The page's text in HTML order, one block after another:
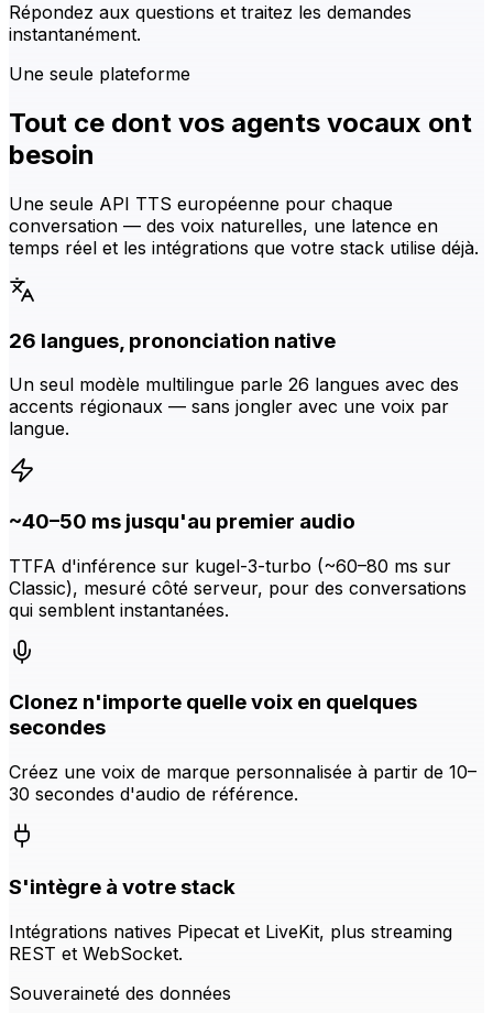
Répondez aux questions et traitez les demandes
instantanément.
Une seule plateforme
Tout ce dont vos agents vocaux ont
besoin
Une seule API TTS européenne pour chaque
conversation — des voix naturelles, une latence en
temps réel et les intégrations que votre stack utilise déjà.
26 langues, prononciation native
Un seul modèle multilingue parle 26 langues avec des
accents régionaux — sans jongler avec une voix par
langue.
~40–50 ms jusqu'au premier audio
TTFA d'inférence sur kugel-3-turbo (~60–80 ms sur
Classic), mesuré côté serveur, pour des conversations
qui semblent instantanées.
Clonez n'importe quelle voix en quelques
secondes
Créez une voix de marque personnalisée à partir de 10–
30 secondes d'audio de référence.
S'intègre à votre stack
Intégrations natives Pipecat et LiveKit, plus streaming
REST et WebSocket.
Souveraineté des données